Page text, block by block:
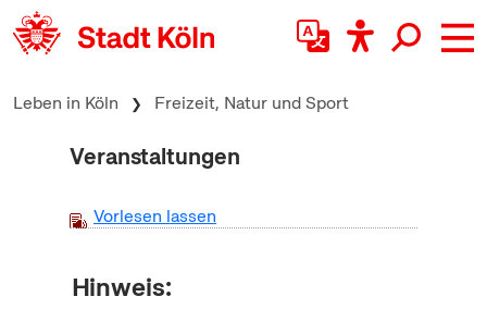
zum Inhalt springen
Leben in Köln Freizeit, Natur und Sport
Veranstaltungen
Vorlesen lassen
Hinweis: